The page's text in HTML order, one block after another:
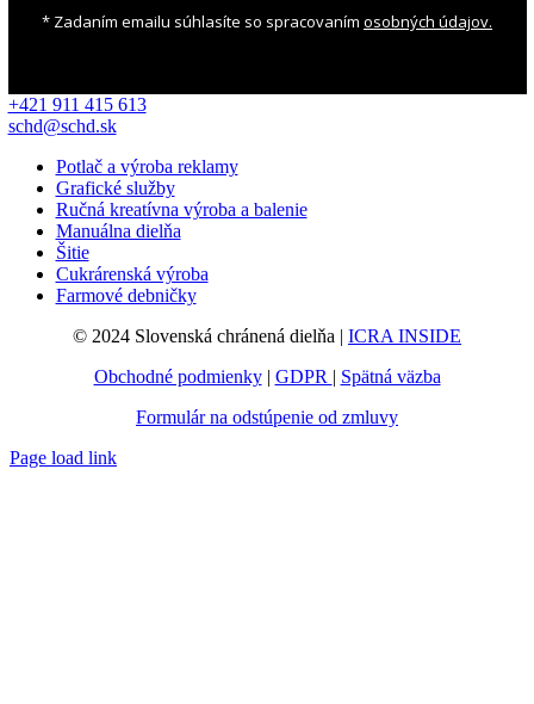
* Zadaním emailu súhlasíte so spracovaním osobných údajov.
+421 911 415 613
schd@schd.sk
Potlač a výroba reklamy
Grafické služby
Ručná kreatívna výroba a balenie
Manuálna dielňa
Šitie
Cukrárenská výroba
Farmové debničky
© 2024 Slovenská chránená dielňa | ICRA INSIDE
Obchodné podmienky| GDPR | Spätná väzba
Formulár na odstúpenie od zmluvy
Page load link